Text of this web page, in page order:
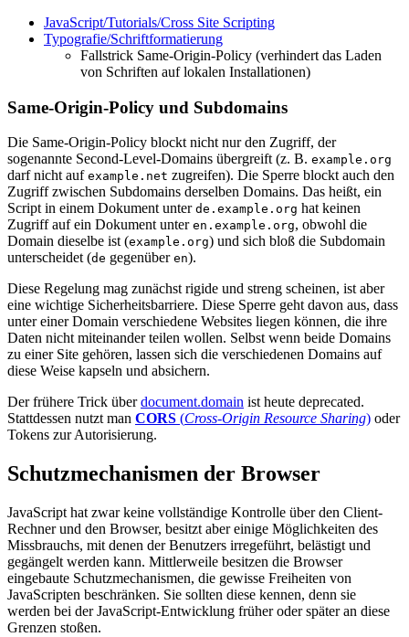
JavaScript/Tutorials/Cross Site Scripting
Typografie/Schriftformatierung
Fallstrick Same-Origin-Policy (verhindert das Laden
von Schriften auf lokalen Installationen)
Same-Origin-Policy und Subdomains
Die Same-Origin-Policy blockt nicht nur den Zugriff, der
sogenannte Second-Level-Domains übergreift (z. B. example.org
darf nicht auf example.net zugreifen). Die Sperre blockt auch den
Zugriff zwischen Subdomains derselben Domains. Das heißt, ein
Script in einem Dokument unter de.example.org hat keinen
Zugriff auf ein Dokument unter en.example.org, obwohl die
Domain dieselbe ist (example.org) und sich bloß die Subdomain
unterscheidet (de gegenüber en).
Diese Regelung mag zunächst rigide und streng scheinen, ist aber
eine wichtige Sicherheitsbarriere. Diese Sperre geht davon aus, dass
unter einer Domain verschiedene Websites liegen können, die ihre
Daten nicht miteinander teilen wollen. Selbst wenn beide Domains
zu einer Site gehören, lassen sich die verschiedenen Domains auf
diese Weise kapseln und absichern.
Der frühere Trick überdocument.domain ist heute deprecated.
Stattdessen nutzt man CORS (Cross-Origin Resource Sharing) oder
Tokens zur Autorisierung.
Schutzmechanismen der Browser
JavaScript hat zwar keine vollständige Kontrolle über den Client-
Rechner und den Browser, besitzt aber einige Möglichkeiten des
Missbrauchs, mit denen der Benutzers irregeführt, belästigt und
gegängelt werden kann. Mittlerweile besitzen die Browser
eingebaute Schutzmechanismen, die gewisse Freiheiten von
JavaScripten beschränken. Sie sollten diese kennen, denn sie
werden bei der JavaScript-Entwicklung früher oder später an diese
Grenzen stoßen.